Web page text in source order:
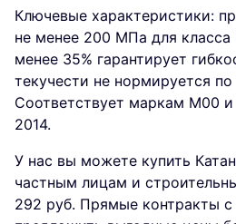
Ключевые характеристики:
не менее 200 МПа для класса
менее 35% гарантирует
текучести не нормируется
Соответствует маркам М00
2014.
У нас вы можете купить
частным лицам и
292 руб. Прямые контракты